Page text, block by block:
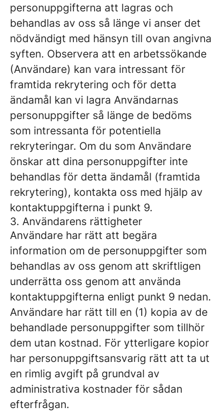
personuppgifterna att lagras och
behandlas av oss så länge vi anser det
nödvändigt med hänsyn till ovan angivna
syften. Observera att en arbetssökande
(Användare) kan vara intressant för
framtida rekrytering och för detta
ändamål kan vi lagra Användarnas
personuppgifter så länge de bedöms
som intressanta för potentiella
rekryteringar. Om du som Användare
önskar att dina personuppgifter inte
behandlas för detta ändamål (framtida
rekrytering), kontakta oss med hjälp av
kontaktuppgifterna i punkt 9.
3. Användarens rättigheter
Användare har rätt att begära
information om de personuppgifter som
behandlas av oss genom att skriftligen
underrätta oss genom att använda
kontaktuppgifterna enligt punkt 9 nedan.
Användare har rätt till en (1) kopia av de
behandlade personuppgifter som tillhör
dem utan kostnad. För ytterligare kopior
har personuppgiftsansvarig rätt att ta ut
en rimlig avgift på grundval av
administrativa kostnader för sådan
efterfrågan.